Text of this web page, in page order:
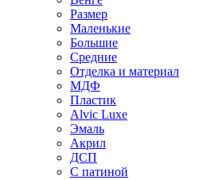
Размер
Маленькие
Большие
Средние
Отделка и материал
МДФ
Пластик
Alvic Luxe
Эмаль
Акрил
ДСП
С патиной